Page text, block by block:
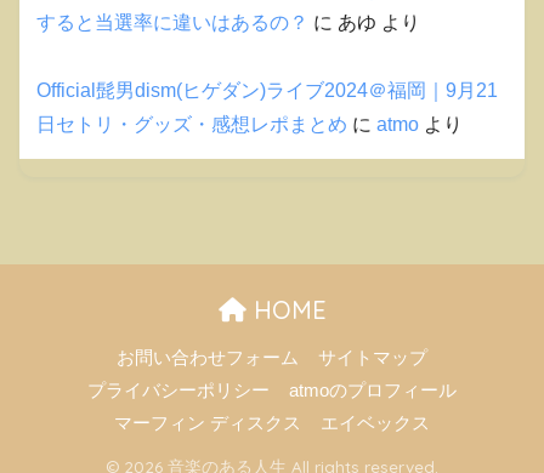
すると当選率に違いはあるの？ に あゆ より
Official髭男dism(ヒゲダン)ライブ2024＠福岡｜9月21
日セトリ・グッズ・感想レポまとめ に atmo より
HOME
お問い合わせフォーム
サイトマップ
プライバシーポリシー
atmoのプロフィール
マーフィン ディスクス
エイベックス
© 2026 音楽のある人生 All rights reserved.